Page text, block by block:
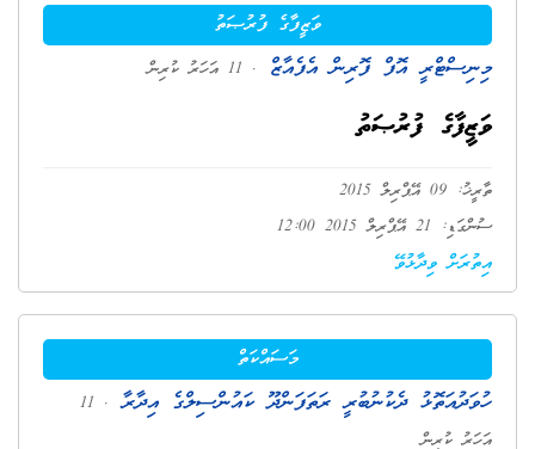
ވަޒީފާގެ ފުރުޞަތު
މިނިސްޓްރީ އޮފް ފޮރިން އެފެއާޒް . 11 އަހަރު ކުރިން
ވަޒީފާގެ ފުރުޞަތު
ތާރީޚު: 09 އޭޕްރިލް 2015
ސުންގަޑި: 21 އޭޕްރިލް 2015 12:00
އިތުރަށް ވިދާޅުވޭ
މަސައްކަތް
ހުވަދުއަތޮޅު ދެކުނުބުރީ ރަތަފަންދޫ ކައުންސިލްގެ އިދާރާ
. 11
އަހަރު ކުރިން